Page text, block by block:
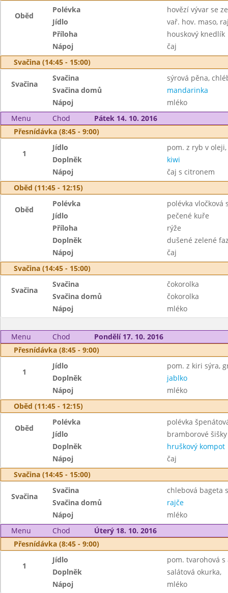
Oběd
Polévka
hovězí vývar se
Jídlo
vař. hov. maso,
Příloha
houskový knedlík
Nápoj
čaj
Svačina (14:45 - 15:00)
Svačina
Svačina
sýrová pěna,
Svačina domů
mandarinka
Nápoj
mléko
Menu
Chod
Pátek 14. 10. 2016
Přesnídávka (8:45 - 9:00)
1
Jídlo
pom. z ryb v
Doplněk
kiwi
Nápoj
čaj s citronem
Oběd (11:45 - 12:15)
Oběd
Polévka
polévka
Jídlo
pečené kuře
Příloha
rýže
Doplněk
dušené zelené
Nápoj
čaj
Svačina (14:45 - 15:00)
Svačina
Svačina
čokorolka
Svačina domů
čokorolka
Nápoj
mléko
Menu Chod
Pondělí 17. 10. 2016
Přesnídávka (8:45 - 9:00)
1
Jídlo
pom. z kiri sýra,
Doplněk
jablko
Nápoj
mléko
Oběd (11:45 - 12:15)
Oběd
Polévka
polévka
Jídlo
bramborové
Doplněk
hruškový kompot
Nápoj
čaj
Svačina (14:45 - 15:00)
Svačina
Svačina
chlebová bageta
Svačina domů
rajče
Nápoj
mléko
Menu
Chod
Úterý 18. 10. 2016
Přesnídávka (8:45 - 9:00)
1
Jídlo
pom. tvarohová
Doplněk
salátová okurka,
Nápoj
mléko